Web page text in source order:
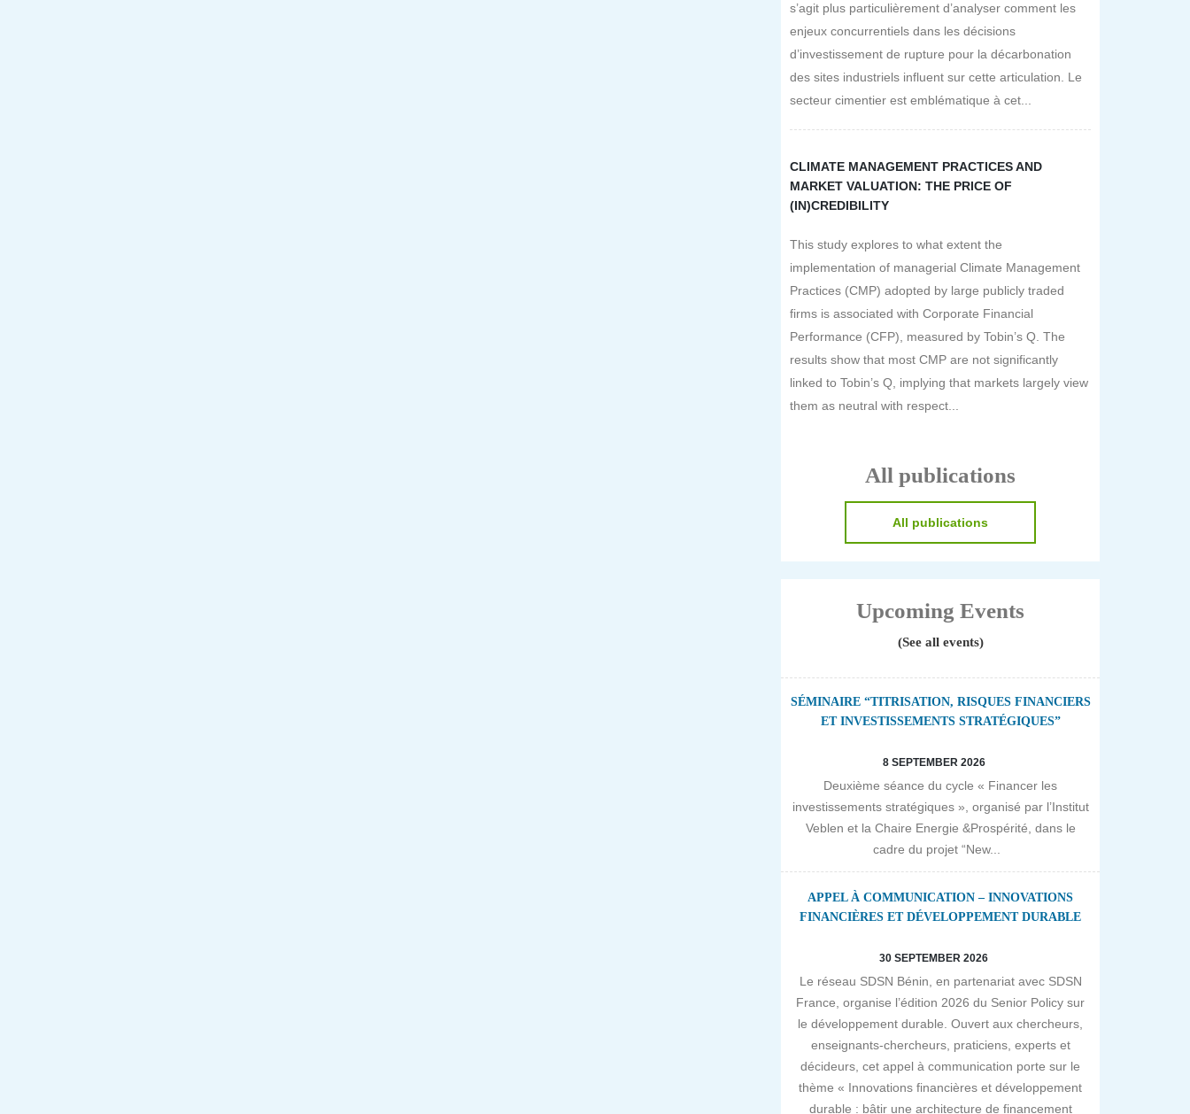
s’agit plus particulièrement d’analyser comment les
enjeux concurrentiels dans les décisions
d’investissement de rupture pour la décarbonation
des sites industriels influent sur cette articulation. Le
secteur cimentier est emblématique à cet...
CLIMATE MANAGEMENT PRACTICES AND
MARKET VALUATION: THE PRICE OF
(IN)CREDIBILITY
This study explores to what extent the
implementation of managerial Climate Management
Practices (CMP) adopted by large publicly traded
firms is associated with Corporate Financial
Performance (CFP), measured by Tobin’s Q. The
results show that most CMP are not significantly
linked to Tobin’s Q, implying that markets largely view
them as neutral with respect...
All publications
All publications
Upcoming Events
(See all events)
SÉMINAIRE “TITRISATION, RISQUES FINANCIERS
ET INVESTISSEMENTS STRATÉGIQUES”
8 SEPTEMBER 2026
Deuxième séance du cycle « Financer les
investissements stratégiques », organisé par l’Institut
Veblen et la Chaire Energie &Prospérité, dans le
cadre du projet “New...
APPEL À COMMUNICATION – INNOVATIONS
FINANCIÈRES ET DÉVELOPPEMENT DURABLE
30 SEPTEMBER 2026
Le réseau SDSN Bénin, en partenariat avec SDSN
France, organise l’édition 2026 du Senior Policy sur
le développement durable. Ouvert aux chercheurs,
enseignants-chercheurs, praticiens, experts et
décideurs, cet appel à communication porte sur le
thème « Innovations financières et développement
durable : bâtir une architecture de financement